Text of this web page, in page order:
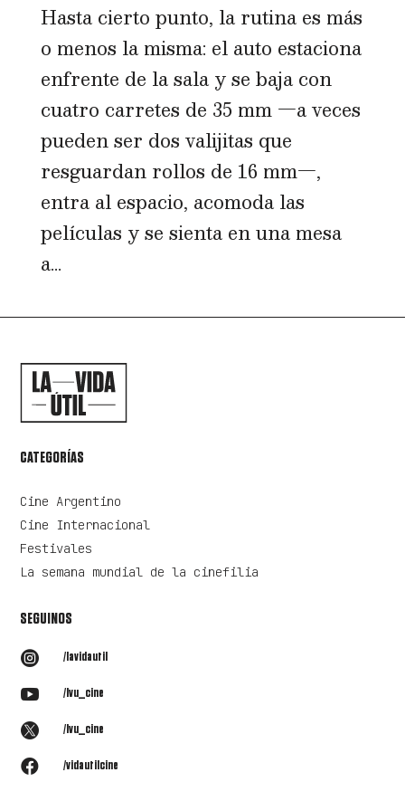
Hasta cierto punto, la rutina es más
o menos la misma: el auto estaciona
enfrente de la sala y se baja con
cuatro carretes de 35 mm —a veces
pueden ser dos valijitas que
resguardan rollos de 16 mm—,
entra al espacio, acomoda las
películas y se sienta en una mesa
a...
CATEGORÍAS
Cine Argentino
Cine Internacional
Festivales
La semana mundial de la cinefilia
SEGUINOS
 /lavidautil
 /lvu_cine
 /lvu_cine
 /vidautilcine